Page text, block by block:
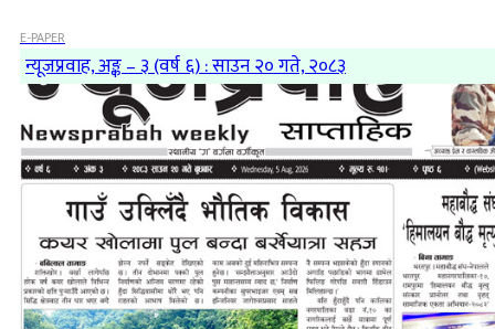
E-PAPER
न्यूजप्रवाह, अङ्क – ३ (वर्ष ६) : साउन २० गते, २०८३